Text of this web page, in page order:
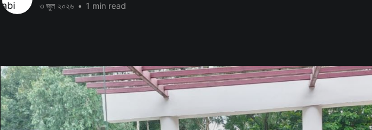
৩ জুল ২০২৬ • 1 min read